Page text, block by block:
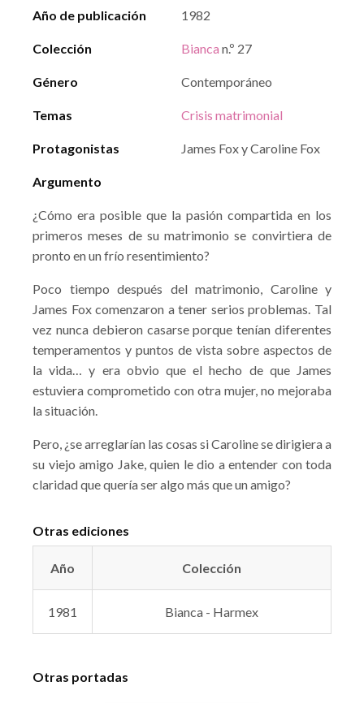
Año de publicación 1982
Colección Bianca n.º 27
Género Contemporáneo
Temas Crisis matrimonial
Protagonistas James Fox y Caroline Fox
Argumento
¿Cómo era posible que la pasión compartida en los
primeros meses de su matrimonio se convirtiera de
pronto en un frío resentimiento?
Poco tiempo después del matrimonio, Caroline y
James Fox comenzaron a tener serios problemas. Tal
vez nunca debieron casarse porque tenían diferentes
temperamentos y puntos de vista sobre aspectos de
la vida… y era obvio que el hecho de que James
estuviera comprometido con otra mujer, no mejoraba
la situación.
Pero, ¿se arreglarían las cosas si Caroline se dirigiera a
su viejo amigo Jake, quien le dio a entender con toda
claridad que quería ser algo más que un amigo?
Otras ediciones
Año Colección
1981 Bianca - Harmex
Otras portadas